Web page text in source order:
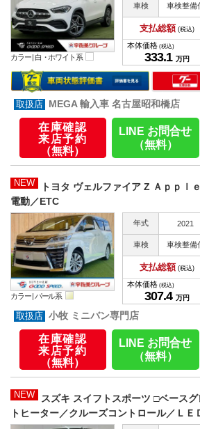
カラー |白・ホワイト系
車検 車検整備
支払総額 (税込)
本体価格 (税込)
333.1 万円
MEGA 輸入車 名古屋昭和橋店
在庫確認
来店予約
（無料）
LINE お問合せ
（無料）
NEW
トヨタ ヴェルファイア Z Ａｐｐｌ
電動／ETC
カラー | パール系
年式 2021
車検 車検整備
支払総額 (税込)
本体価格 (税込)
307.4 万円
小牧 ミニバン専門店
在庫確認
来店予約
（無料）
LINE お問合せ
（無料）
NEW
スズキ スイフトスポーツ □ベース
トヒーター／クルーズコントロール／ＬＥ